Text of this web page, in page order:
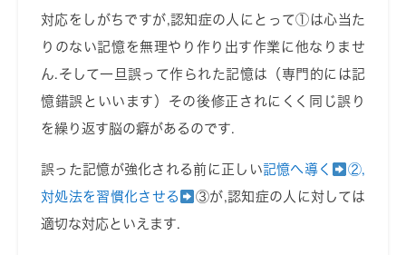
対応をしがちですが,認知症の人にとって①は心当た
りのない記憶を無理やり作り出す作業に他なりませ
ん. そして一旦誤って作られた記憶は（専門的には記
憶錯誤といいます）その後修正されにくく同じ誤り
を繰り返す脳の癖があるのです.
誤った記憶が強化される前に正しい記憶へ導く
②,
対処法を習慣化させる
③が,認知症の人に対しては
適切な対応といえます.